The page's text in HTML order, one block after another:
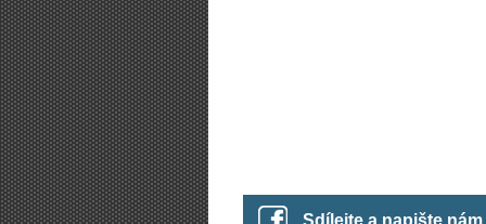
Sdílejte a napište